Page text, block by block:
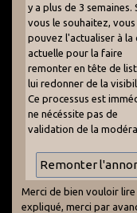
y a plus de 3 semaines.
vous le souhaitez, vous
pouvez l'actualiser à la
actuelle pour la faire
remonter en tête de
lui redonner de la
Ce processus est
ne nécéssite pas de
validation de la
Merci de bien vouloir
expliqué, merci par